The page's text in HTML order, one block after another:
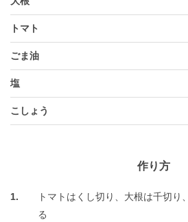
トマト
ごま油
塩
こしょう
作り方
トマトはくし切り、大根は千切り
る